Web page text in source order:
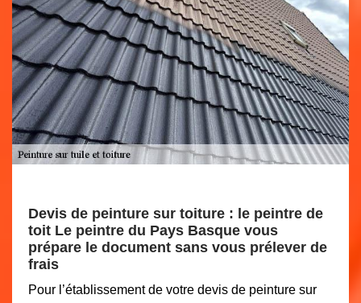
Devis de peinture sur toiture : le peintre de
toit Le peintre du Pays Basque vous
prépare le document sans vous prélever de
frais
Pour l’établissement de votre devis de peinture sur